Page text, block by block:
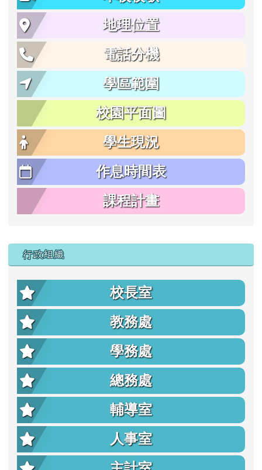
地理位置
電話分機
學區範圍
校園平面圖
學生現況
作息時間表
課程計畫
行政組織
校長室
教務處
學務處
總務處
輔導室
人事室